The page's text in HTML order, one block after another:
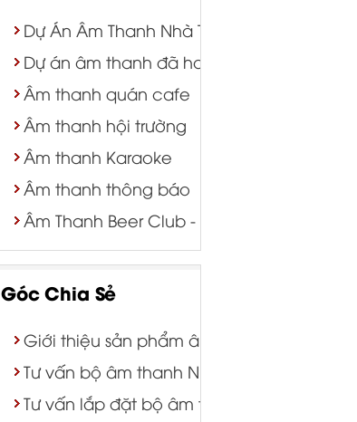
Dự Án Âm Thanh Nhà Thờ | Nhà Nguyện
Dự án âm thanh đã hoàn thành
Âm thanh quán cafe
Âm thanh hội trường
Âm thanh Karaoke
Âm thanh thông báo
Âm Thanh Beer Club - Bar - Tiệc Cưới
Góc Chia Sẻ
Giới thiệu sản phẩm âm thanh - ánh sáng
Tư vấn bộ âm thanh Nhà Thờ
Tư vấn lắp đặt bộ âm thanh karaoke